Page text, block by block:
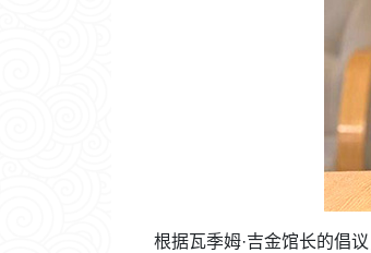
根据瓦季姆·吉金馆长的倡